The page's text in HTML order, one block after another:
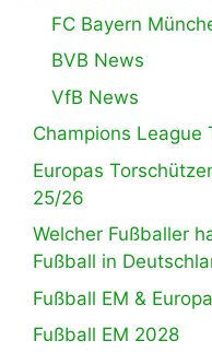
FC Bayern
BVB News
VfB News
Champions League
Europas
25/26
Welcher Fußballer
Fußball in
Fußball EM &
Fußball EM 2028